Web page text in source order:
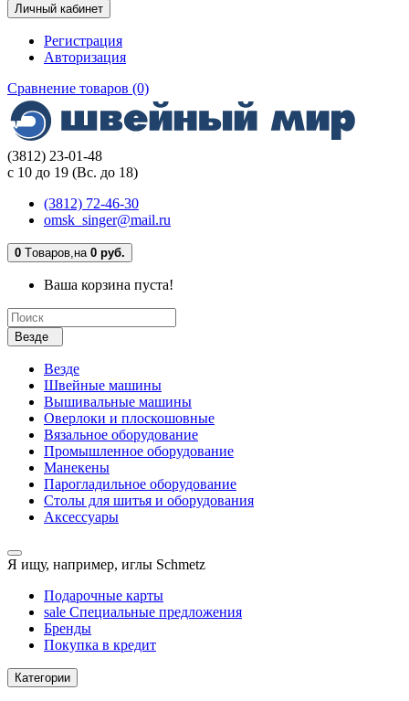
Личный кабинет
Регистрация
Авторизация
Сравнение товаров (0)
(3812) 23-01-48
с 10 до 19 (Вс. до 18)
(3812) 72-46-30
omsk_singer@mail.ru
0 Tоваров,на 0 руб.
Ваша корзина пуста!
Везде
Везде
Швейные машины
Вышивальные машины
Оверлоки и плоскошовные
Вязальное оборудование
Промышленное оборудование
Манекены
Парогладильное оборудование
Столы для шитья и оборудования
Аксессуары
Я ищу, например, иглы Schmetz
Подарочные карты
sale Специальные предложения
Бренды
Покупка в кредит
Категории